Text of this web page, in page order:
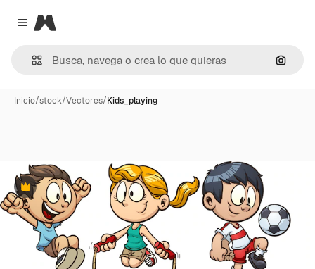
Close menu
Magnific
Inicio/stock/Vectores/Kids_playing
Premium